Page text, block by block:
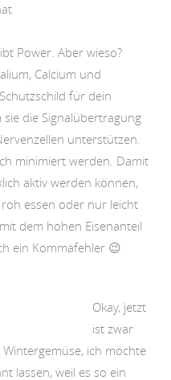
Power. Aber wieso?
Calcium und
für dein
die Signalübertragung
unterstützen.
minimiert werden. Damit
aktiv werden können,
essen oder nur leicht
dem hohen Eisenanteil
ein Kommafehler 😉
Okay, jetzt
ist zwar
ich möchte
lassen, weil es so ein